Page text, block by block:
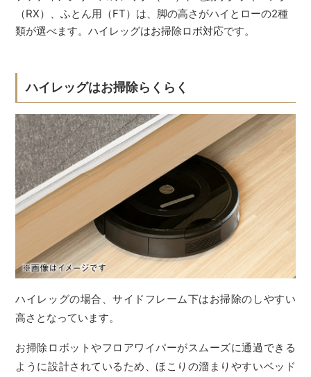
（RX）、ふとん用（FT）は、脚の高さがハイとローの2種
類が選べます。ハイレッグはお掃除ロボ対応です。
ハイレッグはお掃除らくらく
ハイレッグの場合、サイドフレーム下はお掃除のしやすい
高さとなっています。
お掃除ロボットやフロアワイパーがスムーズに通過できる
ように設計されているため、ほこりの溜まりやすいベッド